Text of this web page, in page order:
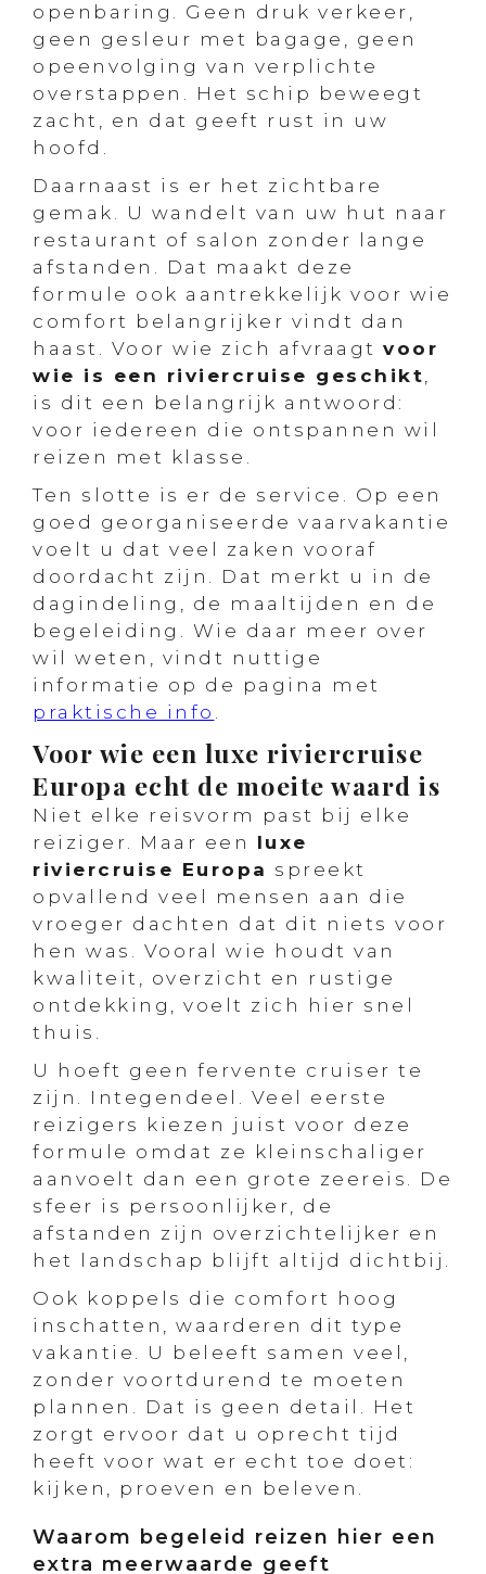
openbaring. Geen druk verkeer,
geen gesleur met bagage, geen
opeenvolging van verplichte
overstappen. Het schip beweegt
zacht, en dat geeft rust in uw
hoofd.
Daarnaast is er het zichtbare
gemak. U wandelt van uw hut naar
restaurant of salon zonder lange
afstanden. Dat maakt deze
formule ook aantrekkelijk voor wie
comfort belangrijker vindt dan
haast. Voor wie zich afvraagt voor
wie is een riviercruise geschikt,
is dit een belangrijk antwoord:
voor iedereen die ontspannen wil
reizen met klasse.
Ten slotte is er de service. Op een
goed georganiseerde vaarvakantie
voelt u dat veel zaken vooraf
doordacht zijn. Dat merkt u in de
dagindeling, de maaltijden en de
begeleiding. Wie daar meer over
wil weten, vindt nuttige
informatie op de pagina met
praktische info .
Voor wie een luxe riviercruise
Europa echt de moeite waard is
Niet elke reisvorm past bij elke
reiziger. Maar een luxe
riviercruise Europa spreekt
opvallend veel mensen aan die
vroeger dachten dat dit niets voor
hen was. Vooral wie houdt van
kwaliteit, overzicht en rustige
ontdekking, voelt zich hier snel
thuis.
U hoeft geen fervente cruiser te
zijn. Integendeel. Veel eerste
reizigers kiezen juist voor deze
formule omdat ze kleinschaliger
aanvoelt dan een grote zeereis. De
sfeer is persoonlijker, de
afstanden zijn overzichtelijker en
het landschap blijft altijd dichtbij.
Ook koppels die comfort hoog
inschatten, waarderen dit type
vakantie. U beleeft samen veel,
zonder voortdurend te moeten
plannen. Dat is geen detail. Het
zorgt ervoor dat u oprecht tijd
heeft voor wat er echt toe doet:
kijken, proeven en beleven.
Waarom begeleid reizen hier een
extra meerwaarde geeft